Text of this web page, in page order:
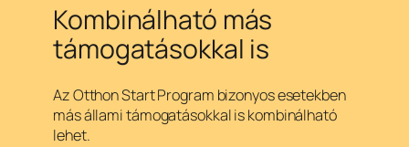
Kombinálható más
támogatásokkal is
Az Otthon Start Program bizonyos esetekben
más állami támogatásokkal is kombinálható
lehet.